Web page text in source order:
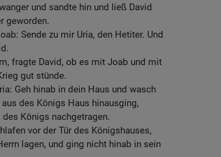
und sandte hin und ließ David
geworden.
Sende zu mir Uria, den Hetiter. Und
fragte David, ob es mit Joab und mit
gut stünde.
Geh hinab in dein Haus und wasch
des Königs Haus hinausging,
Königs nachgetragen.
vor der Tür des Königshauses,
lagen, und ging nicht hinab in sein